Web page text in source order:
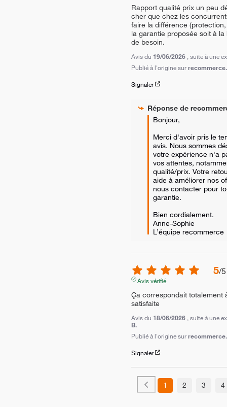
Rapport qualité prix un peu
cher que chez les
faire la différence
la garantie proposée soit à
de besoin.
Avis du 19/06/2026 , suite à une
Publié à l'origine sur
Signaler
Réponse de
Bonjour,
Merci d'avoir pris le
avis. Nous sommes
votre expérience n'a
vos attentes,
qualité/prix. Votre
aide à améliorer nos
nous contacter pour
garantie.
Bien cordialement.
Anne-Sophie
L’équipe recommerce
5/5
Avis vérifié
Ça correspondait totalement
satisfaite
Avis du 18/06/2026 , suite à une
B.
Publié à l'origine sur
Signaler
1 2 3 4